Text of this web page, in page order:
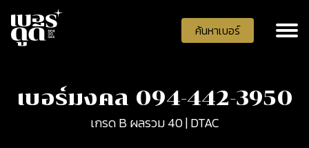
ค้นหาเบอร์
เบอร์มงคล 094-442-3950
เกรด B ผลรวม 40 | DTAC